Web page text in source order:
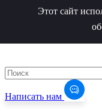
Написать нам
Этот сайт